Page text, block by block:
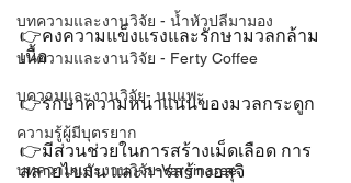
บทความและงานวิจัย - น้ำหัวปลีมามอง
บทความและงานวิจัย - Ferty Coffee
บความและงานวิจัย- นมแพะ
ความรู้ผู้มีบุตรยาก
บทความและงานวิจัย-Varginaree
👉คงความแข็งแรงและรักษามวลกล้าม
เนื้อ
👉รักษาความหนาแน่นของมวลกระดูก
👉มีส่วนช่วยในการสร้างเม็ดเลือด การ
สลายไขมัน และการสร้างอสุจิ